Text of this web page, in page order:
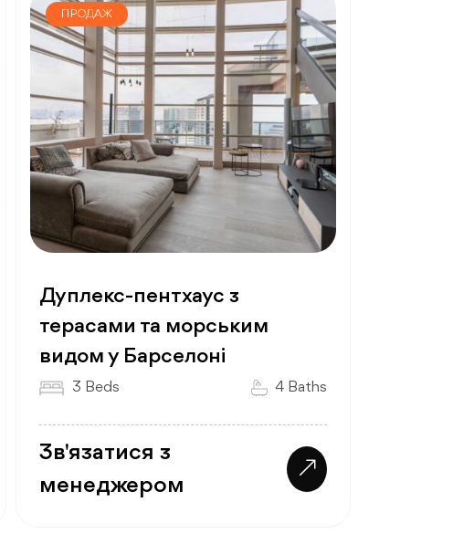
ПРОДАЖ
Дуплекс-пентхаус з
терасами та морським
видом у Барселоні
3 Beds 4 Baths
Зв'язатися з
менеджером